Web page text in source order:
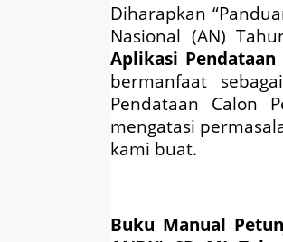
Diharapkan
Nasional (AN)
Aplikasi Pendataan
bermanfaat
Pendataan Calon
mengatasi
kami buat.
Buku Manual